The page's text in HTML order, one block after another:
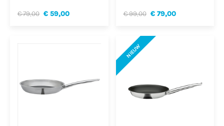
€ 79,00 € 59,00 € 99,00 € 79,00
NIEUW